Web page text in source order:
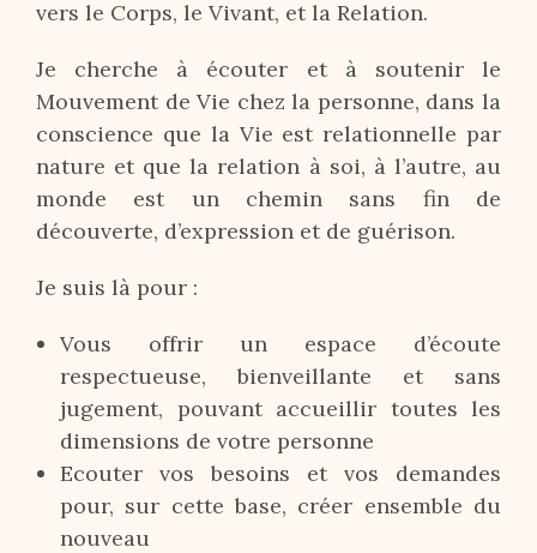
vers le Corps, le Vivant, et la Relation.
Je cherche à écouter et à soutenir le
Mouvement de Vie chez la personne, dans la
conscience que la Vie est relationnelle par
nature et que la relation à soi, à l’autre, au
monde est un chemin sans fin de
découverte, d’expression et de guérison.
Je suis là pour :
Vous offrir un espace d’écoute
respectueuse, bienveillante et sans
jugement, pouvant accueillir toutes les
dimensions de votre personne
Ecouter vos besoins et vos demandes
pour, sur cette base, créer ensemble du
nouveau